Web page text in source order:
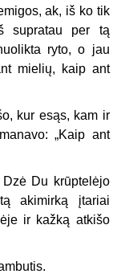
ak, iš ko tik
supratau per tą
ryto, o jau
mielių, kaip ant
kur esąs, kam ir
„Kaip ant
Du krūptelėjo
akimirką įtariai
ir kažką atkišo